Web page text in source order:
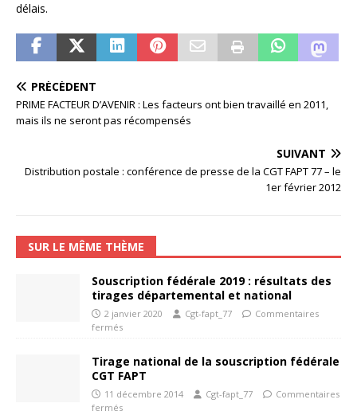
délais.
PRÉCÉDENT
PRIME FACTEUR D’AVENIR : Les facteurs ont bien travaillé en 2011,
mais ils ne seront pas récompensés
SUIVANT
Distribution postale : conférence de presse de la CGT FAPT 77 – le
1er février 2012
SUR LE MÊME THÈME
Souscription fédérale 2019 : résultats des
tirages départemental et national
2 janvier 2020 Cgt-fapt_77
Commentaires
fermés
Tirage national de la souscription fédérale
CGT FAPT
11 décembre 2014 Cgt-fapt_77
Commentaires
fermés